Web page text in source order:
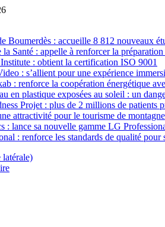
Boumerdès : accueille 8 812 nouveaux
Santé : appelle à renforcer la
: obtient la certification ISO 9001
: s’allient pour une expérience
: renforce la coopération énergétique
en plastique exposées au soleil : un
Projet : plus de 2 millions de patients
attractivité pour le tourisme de montagne
: lance sa nouvelle gamme LG
: renforce les standards de qualité pour
latérale)